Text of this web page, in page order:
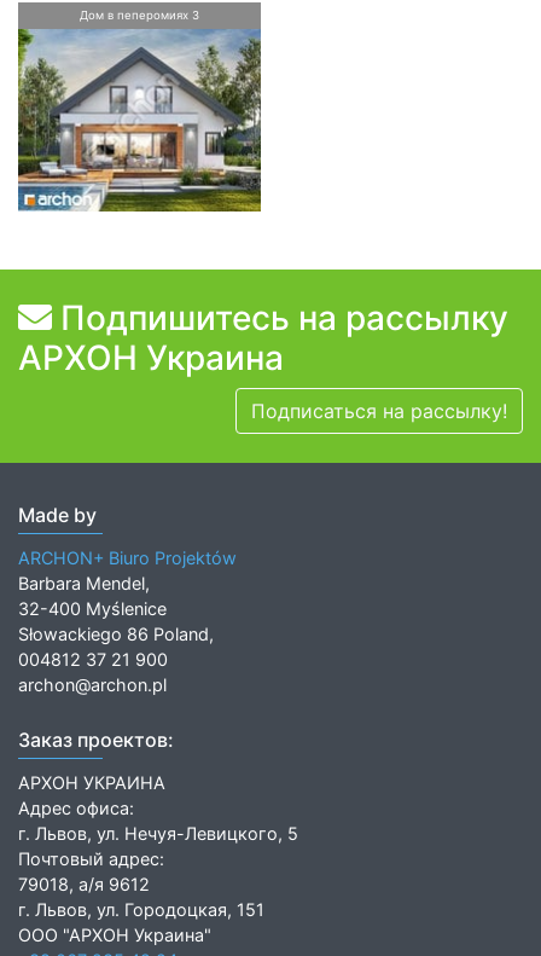
Дом в пеперомиях 3
Подпишитесь на рассылку
АРХОН Украина
Подписаться на рассылку!
Made by
ARCHON+ Biuro Projektów
Barbara Mendel,
32-400 Myślenice
Słowackiego 86 Poland,
004812 37 21 900
archon@archon.pl
Заказ проектов:
АРХОН УКРАИНА
Адрес офиса:
г. Львов, ул. Нечуя-Левицкого, 5
Почтовый адрес:
79018, а/я 9612
г. Львов, ул. Городоцкая, 151
ООО "АРХОН Украина"